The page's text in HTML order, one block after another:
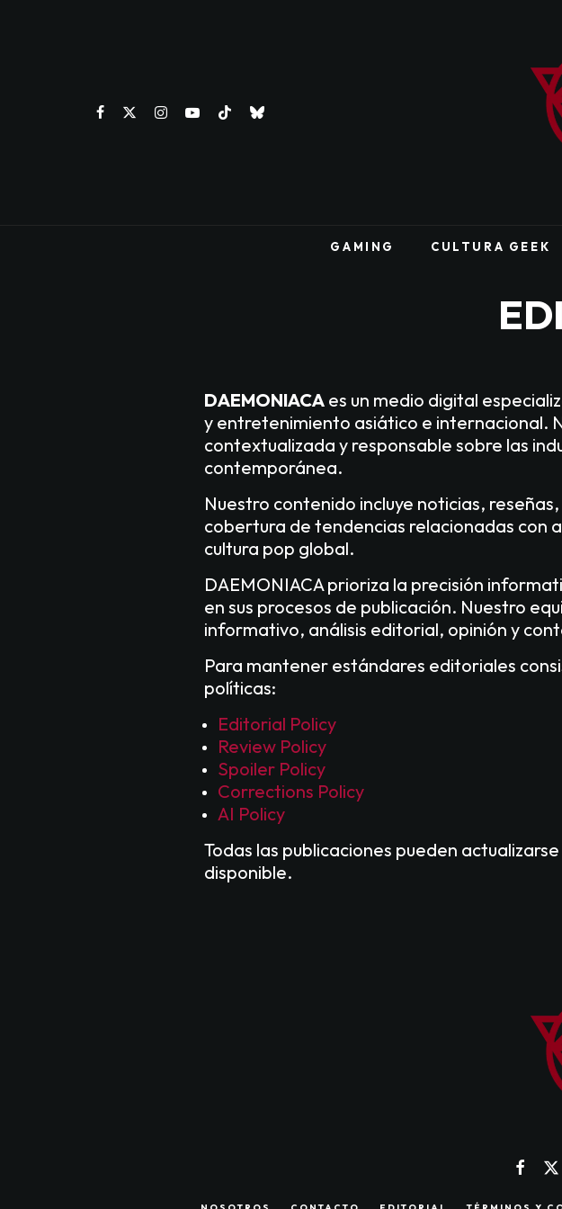
GAMING CULTURA GEEK
DAEMONIACA es un medio digital
y entretenimiento asiático e internacional.
contextualizada y responsable sobre las
contemporánea.
Nuestro contenido incluye noticias,
cobertura de tendencias relacionadas con
cultura pop global.
DAEMONIACA prioriza la precisión
en sus procesos de publicación. Nuestro
informativo, análisis editorial, opinión y
Para mantener estándares editoriales
políticas:
Editorial Policy
Review Policy
Spoiler Policy
Corrections Policy
AI Policy
Todas las publicaciones pueden
disponible.